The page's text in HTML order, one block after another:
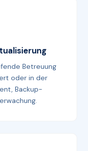
Betreuung
oder in der
Backup-